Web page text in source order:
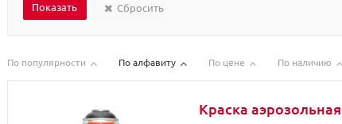
Сбросить
По популярности По алфавиту По цене По наличию
Краска